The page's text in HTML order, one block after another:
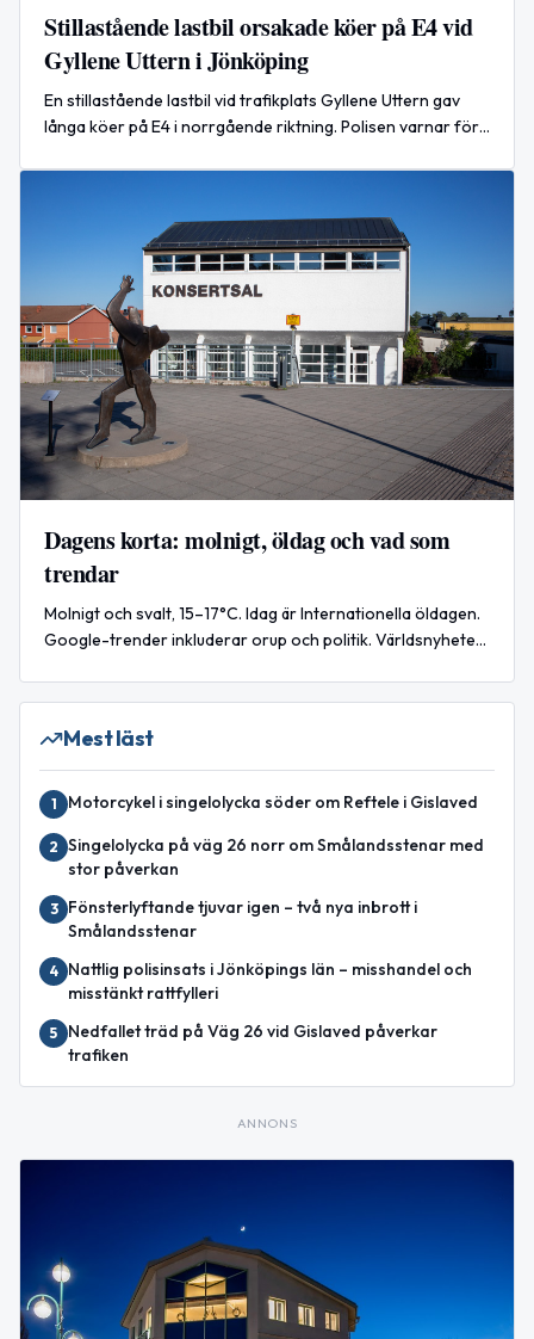
Stillastående lastbil orsakade köer på E4 vid
Gyllene Uttern i Jönköping
En stillastående lastbil vid trafikplats Gyllene Uttern gav
långa köer på E4 i norrgående riktning. Polisen varnar för
Dagens korta: molnigt, öldag och vad som
trendar
Molnigt och svalt, 15–17°C. Idag är Internationella öldagen.
Google-trender inkluderar orup och politik. Världsnyheter:
Mest läst
1 Motorcykel i singelolycka söder om Reftele i Gislaved
2 Singelolycka på väg 26 norr om Smålandsstenar med
stor påverkan
3
Fönsterlyftande tjuvar igen – två nya inbrott i
Smålandsstenar
4
Nattlig polisinsats i Jönköpings län – misshandel och
misstänkt rattfylleri
5
Nedfallet träd på Väg 26 vid Gislaved påverkar
trafiken
ANNONS